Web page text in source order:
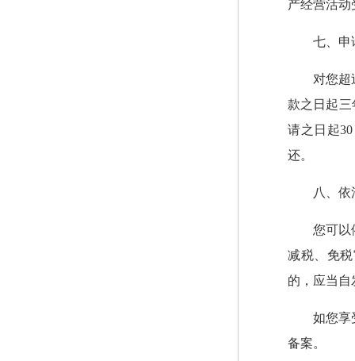
产经营活
七、申
对您超
款之日起
请之日起
还。
八、
您可以
减税、免
的，应当
如您享
备案。